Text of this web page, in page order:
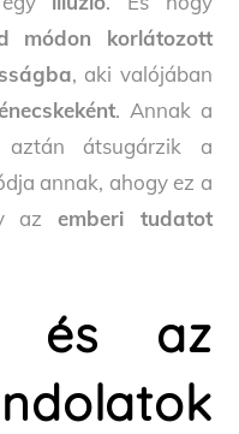
módon korlátozott
, aki valójában
. Annak a
átsugárzik a
annak, ahogy ez a
az emberi tudatot
és az